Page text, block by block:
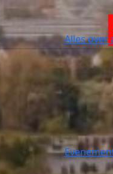
Alles over